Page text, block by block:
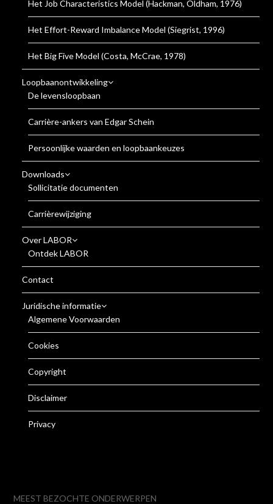
Het Job Characteristics Model (Hackman, Oldham, 1976)
Het Effort-Reward Imbalance Model (Siegrist, 1996)
Het Big Five Model (Costa, McCrae, 1978)
Loopbaanontwikkeling
De levensloopbaan
Carrière-ankers van Edgar Schein
Persoonlijke waarden en loopbaankeuzes
Downloads
Sollicitatie documenten
Carrièrewijziging
Over LABOR
Ontdek LABOR
Contact
Juridische informatie
Algemene Voorwaarden
Cookies
Copyright
Disclaimer
Privacy
MEEST BEZOCHTE ONDERWERPEN